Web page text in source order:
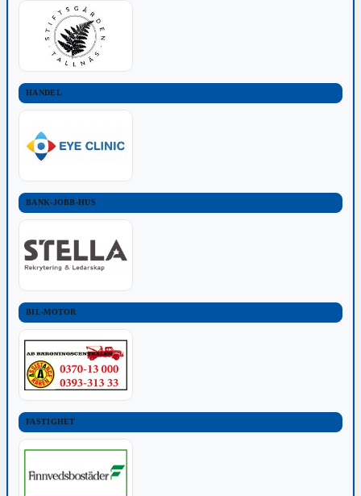
HANDEL
BANK-JOBB-HUS
BIL-MOTOR
FASTIGHET